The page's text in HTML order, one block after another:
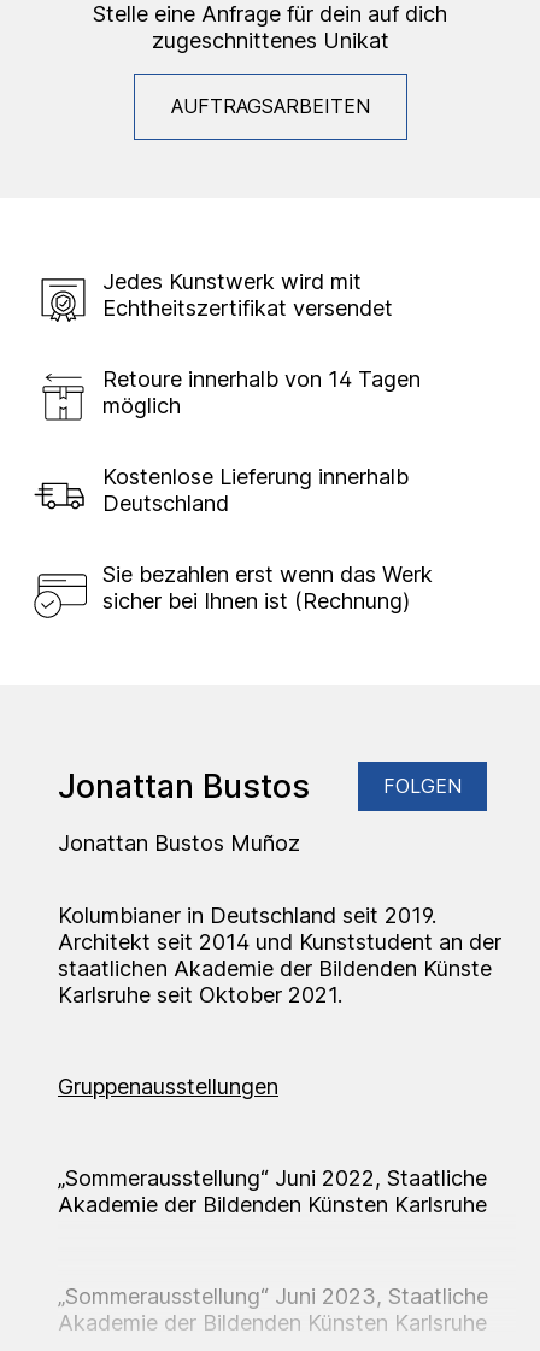
Stelle eine Anfrage für dein auf dich
zugeschnittenes Unikat
AUFTRAGSARBEITEN
Jedes Kunstwerk wird mit
Echtheitszertifikat versendet
Retoure innerhalb von 14 Tagen
möglich
Kostenlose Lieferung innerhalb
Deutschland
Sie bezahlen erst wenn das Werk
sicher bei Ihnen ist (Rechnung)
Jonattan Bustos FOLGEN
Jonattan Bustos Muñoz
Kolumbianer in Deutschland seit 2019.
Architekt seit 2014 und Kunststudent an der
staatlichen Akademie der Bildenden Künste
Karlsruhe seit Oktober 2021.
Gruppenausstellungen
„Sommerausstellung“ Juni 2022, Staatliche
Akademie der Bildenden Künsten Karlsruhe
„Sommerausstellung“ Juni 2023, Staatliche
Akademie der Bildenden Künsten Karlsruhe